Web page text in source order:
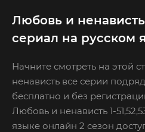
Любовь и
сериал на русском
Начните смотреть на этой
ненависть все серии
бесплатно и без
Любовь и ненависть 1-
языке онлайн 2 сезон